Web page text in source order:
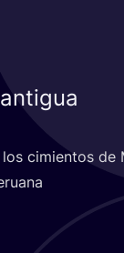
cimien­tos de